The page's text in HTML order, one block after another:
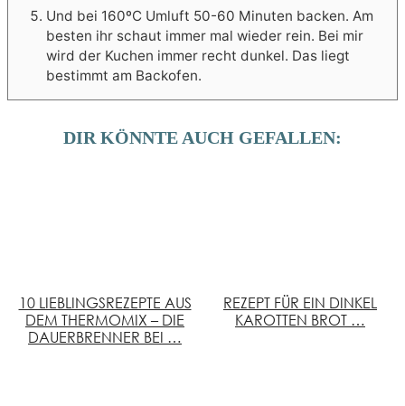
Und bei 160ºC Umluft 50-60 Minuten backen. Am
besten ihr schaut immer mal wieder rein. Bei mir
wird der Kuchen immer recht dunkel. Das liegt
bestimmt am Backofen.
DIR KÖNNTE AUCH GEFALLEN:
10 LIEBLINGSREZEPTE AUS
DEM THERMOMIX – DIE
DAUERBRENNER BEI …
REZEPT FÜR EIN DINKEL
KAROTTEN BROT …